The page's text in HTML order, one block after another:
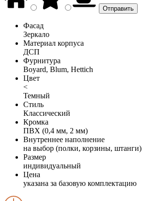
Фасад
Зеркало
Материал корпуса
ДСП
Фурнитура
Boyard, Blum, Hettich
Цвет
<
Темный
Стиль
Классический
Кромка
ПВХ (0,4 мм, 2 мм)
Внутреннее наполнение
на выбор (полки, корзины, штанги)
Размер
индивидуальный
Цена
указана за базовую комплектацию